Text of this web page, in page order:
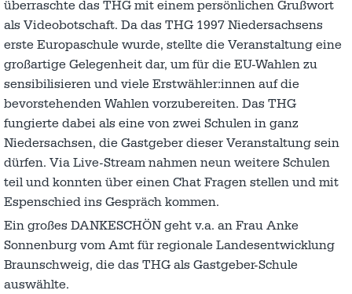
überraschte das THG mit einem persönlichen Grußwort
als Videobotschaft. Da das THG 1997 Niedersachsens
erste Europaschule wurde, stellte die Veranstaltung eine
großartige Gelegenheit dar, um für die EU-Wahlen zu
sensibilisieren und viele Erstwähler:innen auf die
bevorstehenden Wahlen vorzubereiten. Das THG
fungierte dabei als eine von zwei Schulen in ganz
Niedersachsen, die Gastgeber dieser Veranstaltung sein
dürfen. Via Live-Stream nahmen neun weitere Schulen
teil und konnten über einen Chat Fragen stellen und mit
Espenschied ins Gespräch kommen.
Ein großes DANKESCHÖN geht v.a. an Frau Anke
Sonnenburg vom Amt für regionale Landesentwicklung
Braunschweig, die das THG als Gastgeber-Schule
auswählte.